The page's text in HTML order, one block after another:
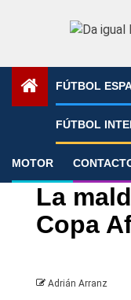
FÚTBOL
FÚTBOL
MOTOR
»
Fútbol Internacional
La
Copa
Adrián Arranz